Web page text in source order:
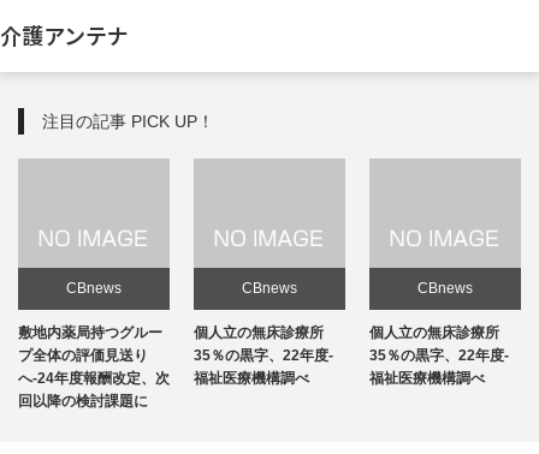
介護アンテナ
注目の記事 PICK UP！
CBnews
敷地内薬局持つグルー
プ全体の評価見送り
へ-24年度報酬改定、次
回以降の検討課題に
CBnews
個人立の無床診療所
35％の黒字、22年度-
福祉医療機構調べ
CBnews
個人立の無床診療所
35％の黒字、22年度-
福祉医療機構調べ